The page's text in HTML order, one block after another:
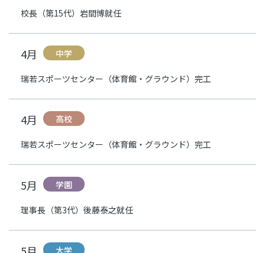
校長（第15代）岩間博就任
4月 中学
瑞若スポーツセンター（体育館・グラウンド）完工
4月 高校
瑞若スポーツセンター（体育館・グラウンド）完工
5月 学園
理事長（第3代）後藤泰之就任
大学